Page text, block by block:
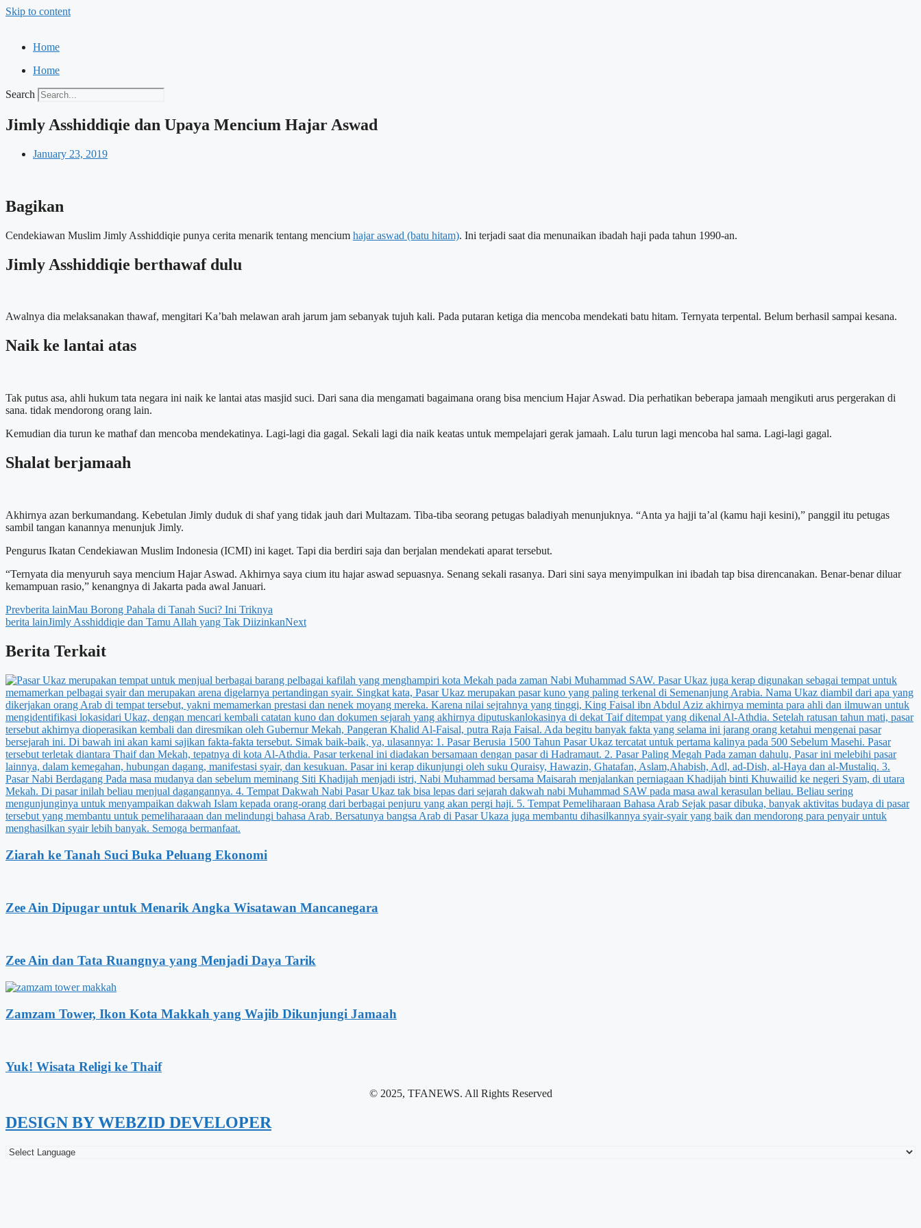
Skip to content
Home
Home
Search
Jimly Asshiddiqie dan Upaya Mencium Hajar Aswad
January 23, 2019
Bagikan
Cendekiawan Muslim Jimly Asshiddiqie punya cerita menarik tentang mencium hajar aswad (batu hitam). Ini terjadi saat dia menunaikan ibadah haji pada tahun 1990-an.
Jimly Asshiddiqie berthawaf dulu
Awalnya dia melaksanakan thawaf, mengitari Ka’bah melawan arah jarum jam sebanyak tujuh kali. Pada putaran ketiga dia mencoba mendekati batu hitam. Ternyata terpental. Belum berhasil sampai kesana.
Naik ke lantai atas
Tak putus asa, ahli hukum tata negara ini naik ke lantai atas masjid suci. Dari sana dia mengamati bagaimana orang bisa mencium Hajar Aswad. Dia perhatikan beberapa jamaah mengikuti arus pergerakan di
sana. tidak mendorong orang lain.
Kemudian dia turun ke mathaf dan mencoba mendekatinya. Lagi-lagi dia gagal. Sekali lagi dia naik keatas untuk mempelajari gerak jamaah. Lalu turun lagi mencoba hal sama. Lagi-lagi gagal.
Shalat berjamaah
Akhirnya azan berkumandang. Kebetulan Jimly duduk di shaf yang tidak jauh dari Multazam. Tiba-tiba seorang petugas baladiyah menunjuknya. “Anta ya hajji ta’al (kamu haji kesini),” panggil itu petugas
sambil tangan kanannya menunjuk Jimly.
Pengurus Ikatan Cendekiawan Muslim Indonesia (ICMI) ini kaget. Tapi dia berdiri saja dan berjalan mendekati aparat tersebut.
“Ternyata dia menyuruh saya mencium Hajar Aswad. Akhirnya saya cium itu hajar aswad sepuasnya. Senang sekali rasanya. Dari sini saya menyimpulkan ini ibadah tap bisa direncanakan. Benar-benar diluar
kemampuan rasio,” kenangnya di Jakarta pada awal Januari.
Prevberita lainMau Borong Pahala di Tanah Suci? Ini Triknya
berita lainJimly Asshiddiqie dan Tamu Allah yang Tak DiizinkanNext
Berita Terkait
Ziarah ke Tanah Suci Buka Peluang Ekonomi
Zee Ain Dipugar untuk Menarik Angka Wisatawan Mancanegara
Zee Ain dan Tata Ruangnya yang Menjadi Daya Tarik
Zamzam Tower, Ikon Kota Makkah yang Wajib Dikunjungi Jamaah
Yuk! Wisata Religi ke Thaif
© 2025, TFANEWS. All Rights Reserved
DESIGN BY WEBZID DEVELOPER